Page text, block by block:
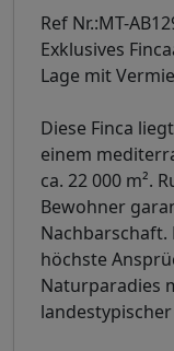
Ref Nr.:MT-
Exklusives
Lage mit
Diese Finca
einem
ca. 22 000 m².
Bewohner
Nachbarschaft.
höchste
Naturparadies